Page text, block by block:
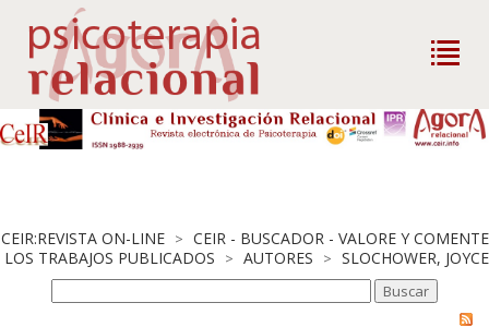
CEIR:REVISTA ON-LINE > CEIR - BUSCADOR - VALORE Y COMENTE
LOS TRABAJOS PUBLICADOS > AUTORES > SLOCHOWER, JOYCE